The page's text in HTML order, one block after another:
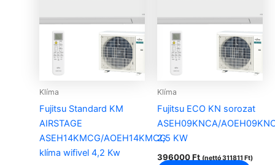
Klíma
Fujitsu Standard KM
AIRSTAGE
ASEH14KMCG/AOEH14KMCG
klíma wifivel 4,2 Kw
Klíma
Fujitsu ECO KN sorozat
ASEH09KNCA/
2,5 KW
396000Ft (nettó311811 Ft)